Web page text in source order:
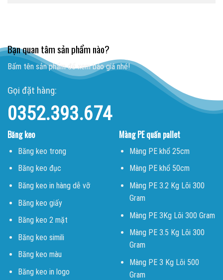
Bạn quan tâm sản phẩm nào?
Bấm tên sản phẩm để xem báo giá nhé!
Gọi đặt hàng:
0352.393.674
Băng keo
Băng keo trong
Băng keo đục
Băng keo in hàng dễ vỡ
Băng keo giấy
Băng keo 2 mặt
Băng keo simili
Băng keo màu
Băng keo in logo
Màng PE quấn pallet
Màng PE khổ 25cm
Màng PE khổ 50cm
Màng PE 3.2 Kg Lõi 300
Gram
Màng PE 3Kg Lõi 300 Gram
Màng PE 3.5 Kg Lõi 300
Gram
Màng PE 3 Kg Lõi 500
Gram